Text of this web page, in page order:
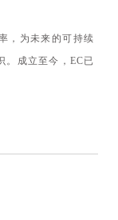
，为未来的可持续
。成立至今，EC已